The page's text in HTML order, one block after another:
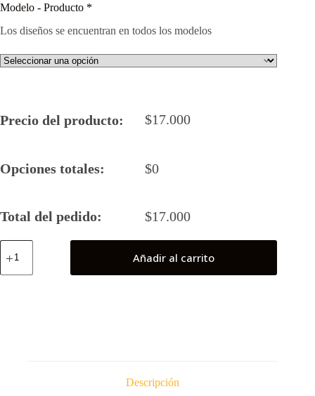
Modelo - Producto *
Los diseños se encuentran en todos los modelos
Precio del producto: $17.000
Opciones totales: $0
Total del pedido: $17.000
Blue
Lantern
Añadir al carrito
Descripción